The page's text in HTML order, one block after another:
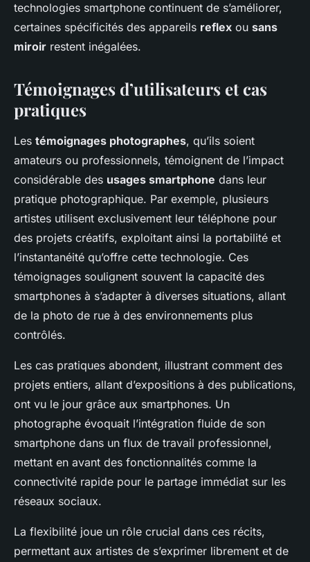
technologies smartphone continuent de s’améliorer,
certaines spécificités des appareils reflex ou sans
miroir restent inégalées.
Témoignages d’utilisateurs et cas
pratiques
Les témoignages photographes, qu’ils soient
amateurs ou professionnels, témoignent de l’impact
considérable des usages smartphone dans leur
pratique photographique. Par exemple, plusieurs
artistes utilisent exclusivement leur téléphone pour
des projets créatifs, exploitant ainsi la portabilité et
l’instantanéité qu’offre cette technologie. Ces
témoignages soulignent souvent la capacité des
smartphones à s’adapter à diverses situations, allant
de la photo de rue à des environnements plus
contrôlés.
Les cas pratiques abondent, illustrant comment des
projets entiers, allant d’expositions à des publications,
ont vu le jour grâce aux smartphones. Un
photographe évoquait l’intégration fluide de son
smartphone dans un flux de travail professionnel,
mettant en avant des fonctionnalités comme la
connectivité rapide pour le partage immédiat sur les
réseaux sociaux.
La flexibilité joue un rôle crucial dans ces récits,
permettant aux artistes de s’exprimer librement et de